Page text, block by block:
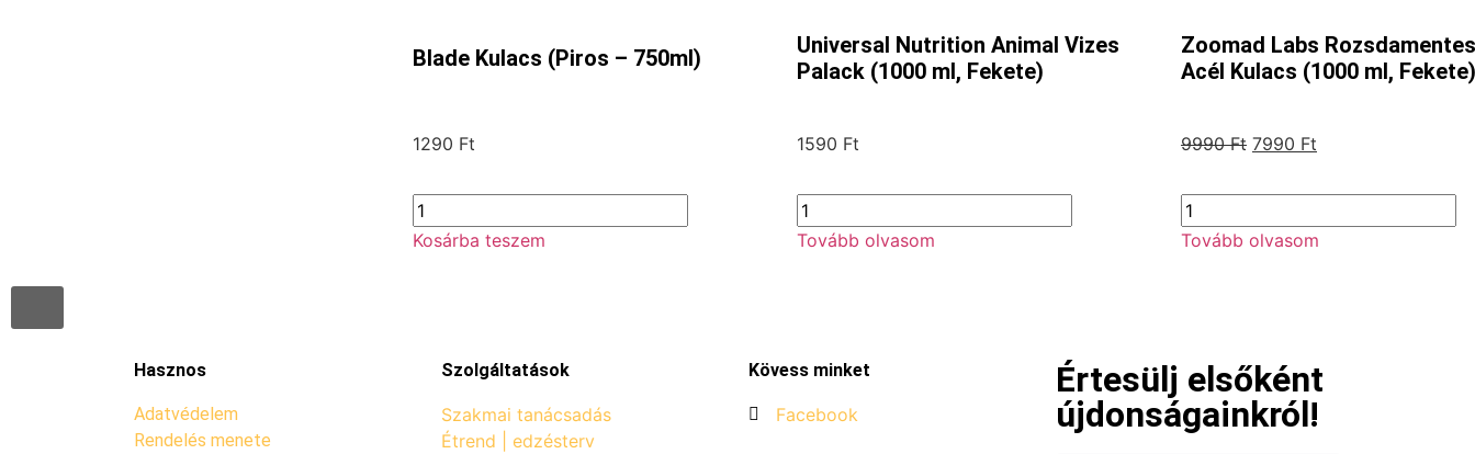
Blade Kulacs (Piros – 750ml)
1290 Ft
Kosárba teszem
Universal Nutrition Animal Vizes
Palack (1000 ml, Fekete)
1590 Ft
Tovább olvasom
Zoomad Labs Rozsdamentes
Acél Kulacs (1000 ml, Fekete)
9990Ft 7990 Ft
Tovább olvasom
Hasznos
Adatvédelem
Rendelés menete
Szolgáltatások
Szakmai tanácsadás
Étrend | edzésterv
Kövess minket
Facebook
Értesülj elsőként
újdonságainkról!